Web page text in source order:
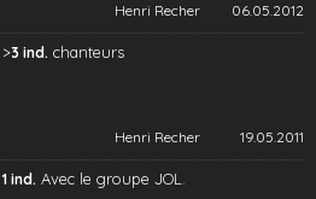
Henri Recher 06.05.2012
>3 ind. chanteurs
Henri Recher 19.05.2011
1 ind. Avec le groupe JOL.